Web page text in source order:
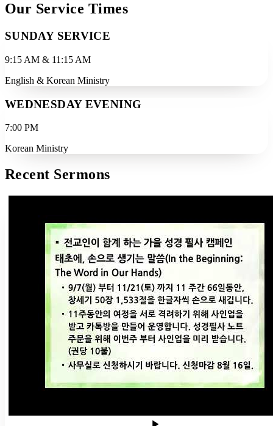
Our Service Times
SUNDAY SERVICE
9:15 AM & 11:15 AM
English & Korean Ministry
WEDNESDAY EVENING
7:00 PM
Korean Ministry
Recent Sermons